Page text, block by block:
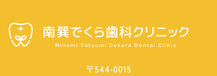
〒544-0015